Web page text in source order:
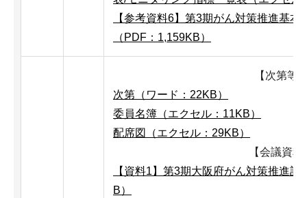
【参考資料6】第3期がん対策推進基
（PDF：1,159KB）
【次第等
次第（ワード：22KB）
委員名簿（エクセル：11KB）
配席図（エクセル：29KB）
【会議資料
【資料1】第3期大阪府がん対策推進
B）